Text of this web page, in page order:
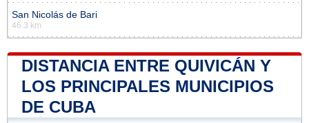
San Nicolás de Bari
46.3 km
DISTANCIA ENTRE QUIVICÁN Y
LOS PRINCIPALES MUNICIPIOS
DE CUBA